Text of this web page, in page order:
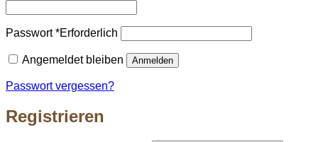
Passwort*Erforderlich
Angemeldet bleiben Anmelden
Passwort vergessen?
Registrieren